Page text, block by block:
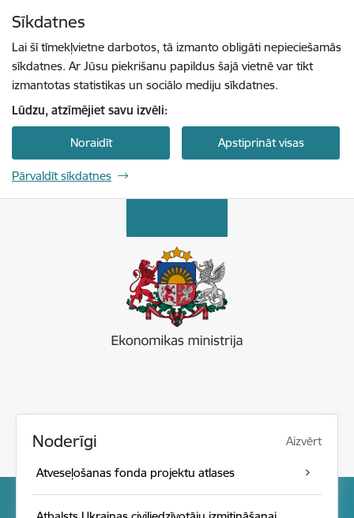
Sīkdatnes
Lai šī tīmekļvietne darbotos, tā izmanto obligāti nepieciešamās
sīkdatnes. Ar Jūsu piekrišanu papildus šajā vietnē var tikt
izmantotas statistikas un sociālo mediju sīkdatnes.
Lūdzu, atzīmējiet savu izvēli:
Noraidīt Apstiprināt visas
Pārvaldīt sīkdatnes
Noderīgi Aizvērt
Atveseļošanas fonda projektu atlases